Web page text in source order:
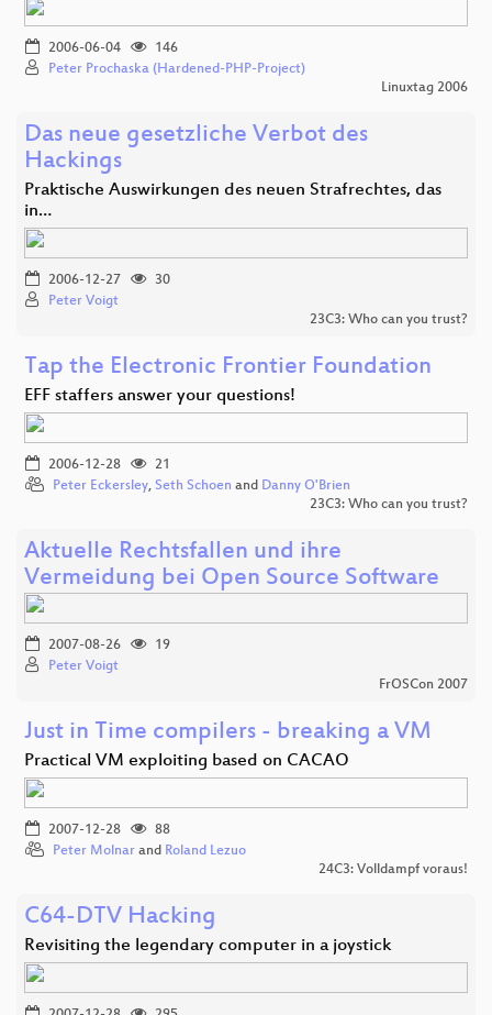
2006-06-04
146
Peter Prochaska (Hardened-PHP-Project)
Linuxtag 2006
Das neue gesetzliche Verbot des
Hackings
Praktische Auswirkungen des neuen Strafrechtes, das
in…
2006-12-27
30
Peter Voigt
23C3: Who can you trust?
Tap the Electronic Frontier Foundation
EFF staffers answer your questions!
2006-12-28
21
Peter Eckersley, Seth Schoen and Danny O'Brien
23C3: Who can you trust?
Aktuelle Rechtsfallen und ihre
Vermeidung bei Open Source Software
2007-08-26
19
Peter Voigt
FrOSCon 2007
Just in Time compilers - breaking a VM
Practical VM exploiting based on CACAO
2007-12-28
88
Peter Molnar and Roland Lezuo
24C3: Volldampf voraus!
C64-DTV Hacking
Revisiting the legendary computer in a joystick